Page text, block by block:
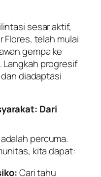
sesar aktif,
Flores, telah mulai
gempa ke
Langkah progresif
diadaptasi
Dari
percuma.
kita dapat:
Cari tahu